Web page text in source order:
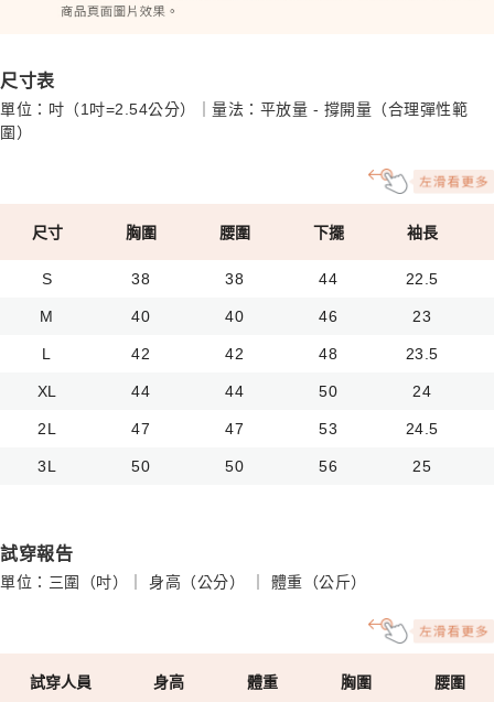
尺寸表
單位：吋（1吋=2.54公分）｜量法：平放量 - 撐開量（合理彈性範
圍）
尺寸 胸圍 腰圍 下擺 袖長
S 38 38 44 22.5
M 40 40 46 23
L 42 42 48 23.5
XL 44 44 50 24
2L 47 47 53 24.5
3L 50 50 56 25
試穿報告
單位：三圍（吋）｜ 身高（公分） ｜ 體重（公斤）
試穿人員 身高 體重 胸圍 腰圍